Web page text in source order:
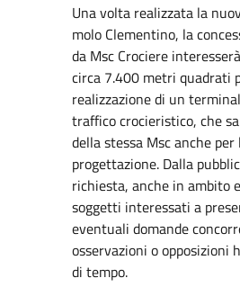
Una volta realizzata la
molo Clementino, la
da Msc Crociere
circa 7.400 metri quadrati
realizzazione di un
traffico crocieristico, che
della stessa Msc anche per
progettazione. Dalla
richiesta, anche in ambito
soggetti interessati a
eventuali domande
osservazioni o opposizioni
di tempo.